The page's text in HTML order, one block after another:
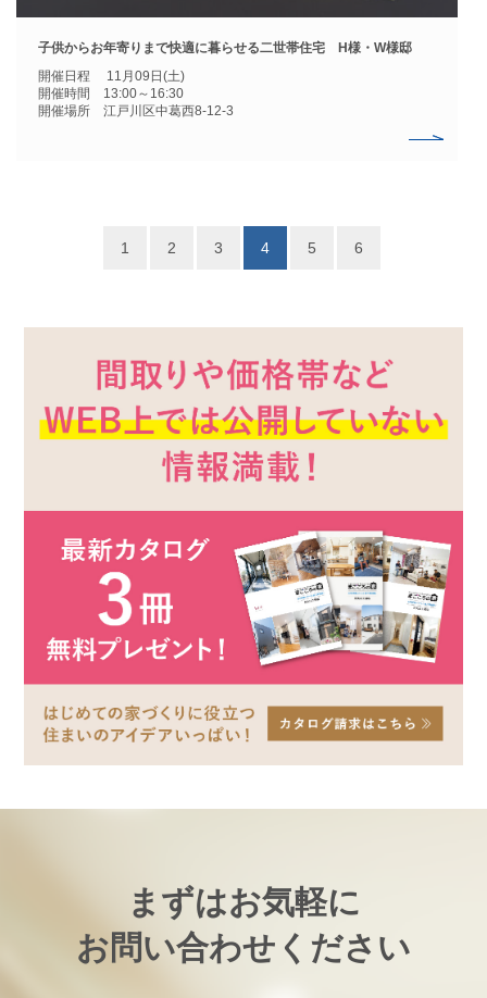
子供からお年寄りまで快適に暮らせる二世帯住宅 H様・W様邸
開催日程 11月09日(土)
開催時間 13:00～16:30
開催場所 江戸川区中葛西8-12-3
1 2 3 4 5 6
まずはお気軽に
お問い合わせください